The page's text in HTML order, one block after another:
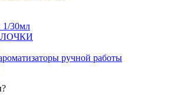
1/30мл
ручной работы